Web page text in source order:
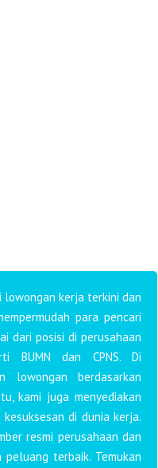
lowongan kerja terkini dan
para pencari
dari posisi di perusahaan
BUMN dan CPNS. Di
lowongan berdasarkan
kami juga menyediakan
di dunia kerja.
resmi perusahaan dan
terbaik. Temukan